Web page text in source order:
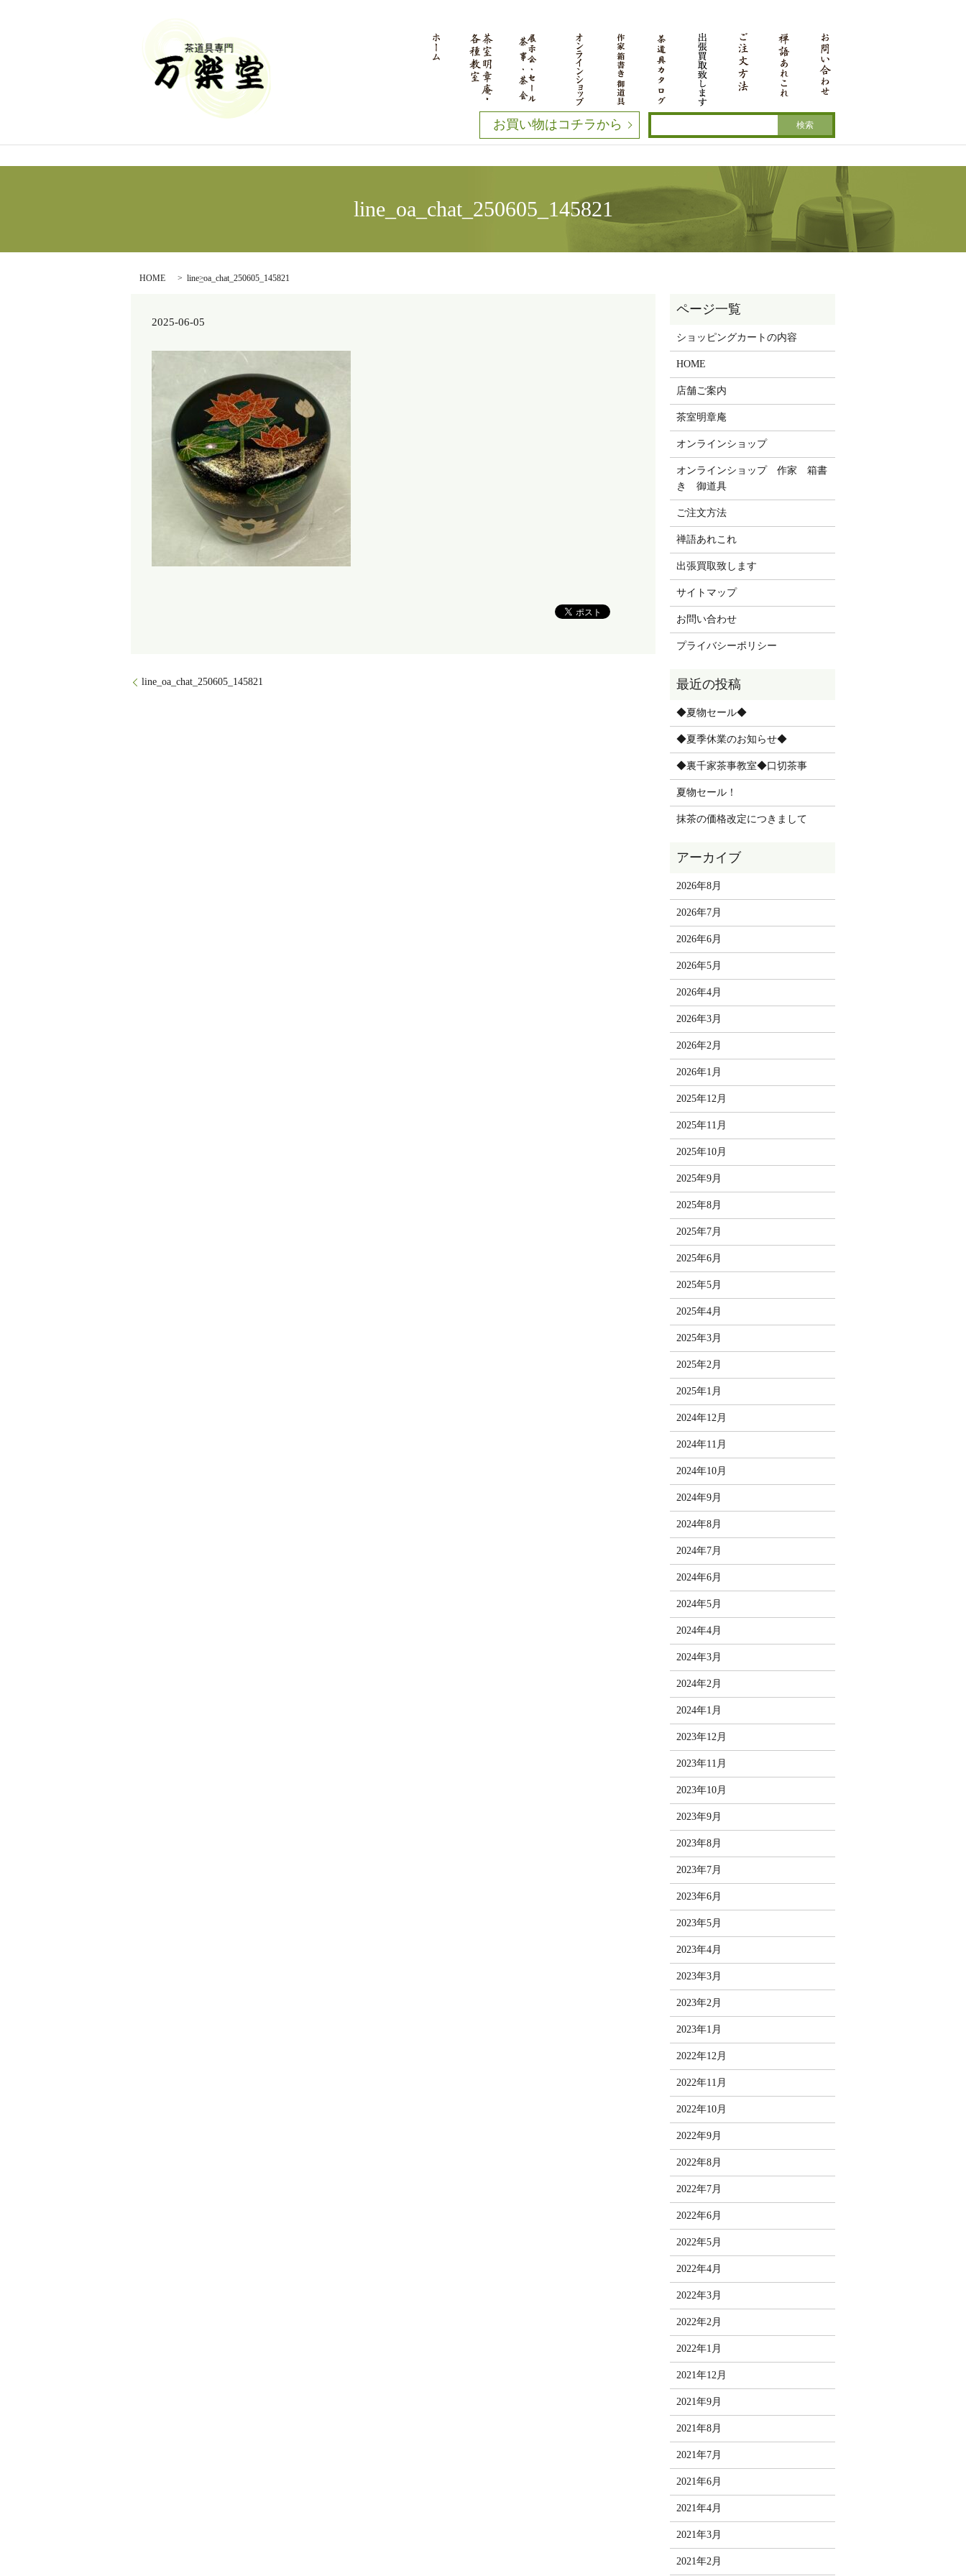
お買い物はコチラから
line_oa_chat_250605_145821
HOME line_oa_chat_250605_145821
2025-06-05
line_oa_chat_250605_145821
ショッピングカートの内容
HOME
店舗ご案内
茶室明章庵
オンラインショップ
オンラインショップ 作家 箱書
き 御道具
ご注文方法
禅語あれこれ
出張買取致します
サイトマップ
お問い合わせ
プライバシーポリシー
◆夏物セール◆
◆夏季休業のお知らせ◆
◆裏千家茶事教室◆口切茶事
夏物セール！
抹茶の価格改定につきまして
2026年8月
2026年7月
2026年6月
2026年5月
2026年4月
2026年3月
2026年2月
2026年1月
2025年12月
2025年11月
2025年10月
2025年9月
2025年8月
2025年7月
2025年6月
2025年5月
2025年4月
2025年3月
2025年2月
2025年1月
2024年12月
2024年11月
2024年10月
2024年9月
2024年8月
2024年7月
2024年6月
2024年5月
2024年4月
2024年3月
2024年2月
2024年1月
2023年12月
2023年11月
2023年10月
2023年9月
2023年8月
2023年7月
2023年6月
2023年5月
2023年4月
2023年3月
2023年2月
2023年1月
2022年12月
2022年11月
2022年10月
2022年9月
2022年8月
2022年7月
2022年6月
2022年5月
2022年4月
2022年3月
2022年2月
2022年1月
2021年12月
2021年9月
2021年8月
2021年7月
2021年6月
2021年4月
2021年3月
2021年2月